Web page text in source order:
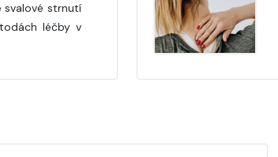
svalové strnutí
léčby v